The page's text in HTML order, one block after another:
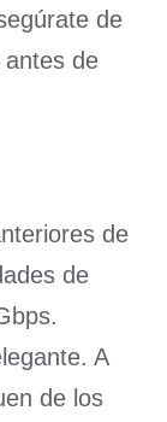
de
de
de
de
A
de los